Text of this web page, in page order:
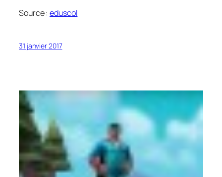
Source :eduscol
31 janvier 2017